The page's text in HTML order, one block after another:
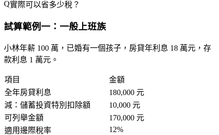
實際可以省多少稅？
試算範例一：一般上班族
小林年薪 100 萬，已婚有一個孩子，房貸年利息 18 萬元，存
款利息 1 萬元。
項目
金額
全年房貸利息
180,000 元
減：儲蓄投資特別扣除額
10,000 元
可列舉金額
170,000 元
適用邊際稅率
12%